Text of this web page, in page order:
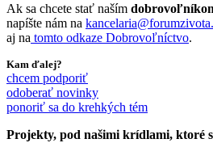
Ak sa chcete stať naším
napíšte nám na
aj na tomto odkaze Dobrovoľníctvo.
Kam ďalej?
chcem podporiť
odoberať novinky
ponoriť sa do krehkých tém
Projekty, pod našimi krídlami, ktoré